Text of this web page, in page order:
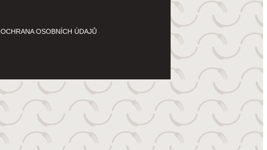
OCHRANA OSOBNÍCH ÚDAJŮ